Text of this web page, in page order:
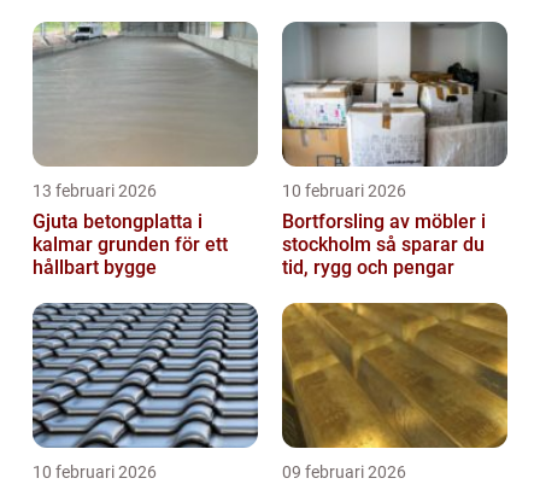
13 februari 2026
Gjuta betongplatta i
kalmar grunden för ett
hållbart bygge
10 februari 2026
Bortforsling av möbler i
stockholm så sparar du
tid, rygg och pengar
10 februari 2026 09 februari 2026